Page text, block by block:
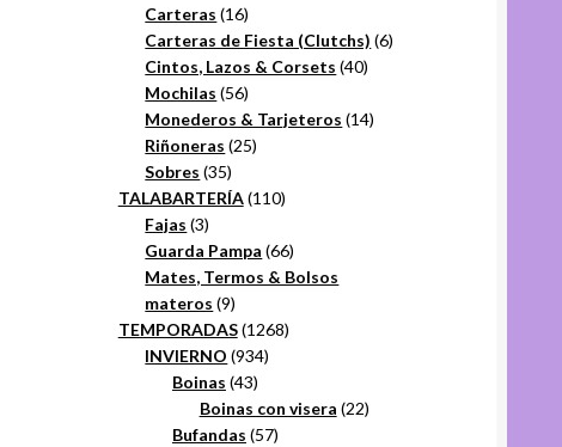
Carteras 1616
productos
Carteras de Fiesta (Clutchs) 66
Cintos, Lazos & Corsets 4040
Mochilas 5656
productos
Monederos & Tarjeteros 1414
Riñoneras 2525
Sobres 3535
productos
TALABARTERÍA 110110
Fajas 33
productos
Guarda Pampa 6666
productos
Mates, Termos & Bolsos
materos 99
productos
TEMPORADAS 12681268
INVIERNO 934934
Boinas 4343
productos
Boinas con visera 2222
Bufandas 5757